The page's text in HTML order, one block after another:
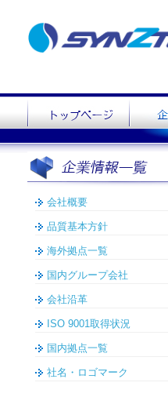
会社概要
品質基本方針
海外拠点一覧
国内グループ会社
会社沿革
ISO 9001取得状況
国内拠点一覧
社名・ロゴマーク